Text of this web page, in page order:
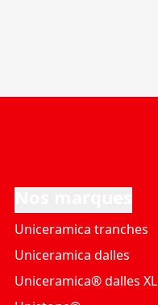
Uniceramica tranches
Uniceramica dalles
Uniceramica® dalles XL